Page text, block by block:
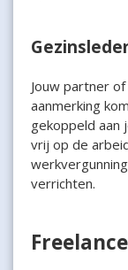
Jouw partner
aanmerking
gekoppeld aan
vrij op de
verrichten.